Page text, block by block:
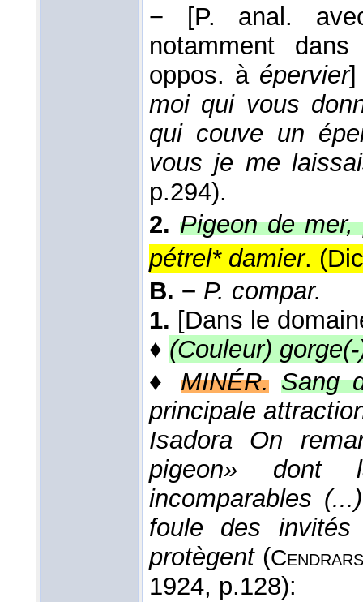
−
[P. anal.
notamment
oppos. à épervier]
moi qui vous
qui couve un
vous je me
p.294).
2. Pigeon de mer,
pétrel* damier. (
B. − P. compar.
1. [Dans le
♦ (Couleur)
♦ MINÉR. Sang
principale
Isadora On
pigeon» dont
incomparables
foule des
protègent(
1924, p.128):